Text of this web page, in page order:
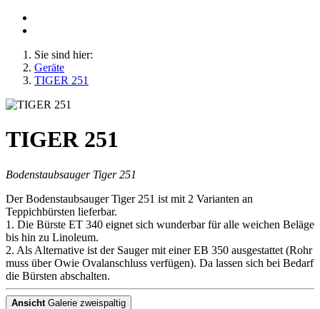
Sie sind hier:
Geräte
TIGER 251
TIGER 251
Bodenstaubsauger Tiger 251
Der Bodenstaubsauger Tiger 251 ist mit 2 Varianten an
Teppichbürsten lieferbar.
1. Die Bürste ET 340 eignet sich wunderbar für alle weichen Beläge
bis hin zu Linoleum.
2. Als Alternative ist der Sauger mit einer EB 350 ausgestattet (Rohr
muss über Owie Ovalanschluss verfügen). Da lassen sich bei Bedarf
die Bürsten abschalten.
Ansicht Galerie zweispaltig